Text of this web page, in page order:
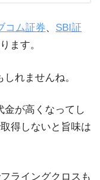
コム証券、 SBI証
ます。
れませんね。
金が高くなってし
得しないと旨味は
ライングクロスも